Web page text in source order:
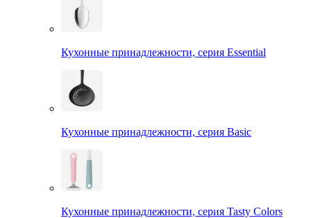
Кухонные принадлежности, серия Essential
Кухонные принадлежности, серия Basic
Кухонные принадлежности, серия Tasty Colors